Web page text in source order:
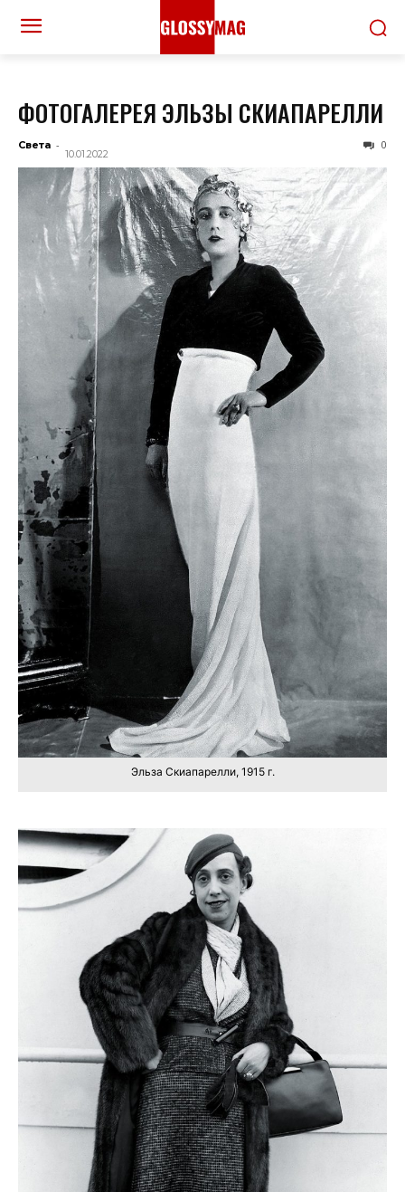
ФОТОГАЛЕРЕЯ ЭЛЬЗЫ СКИАПАРЕЛЛИ
Света -
10.01.2022
0
Эльза Скиапарелли, 1915 г.